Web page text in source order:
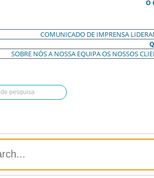
O
COMUNICADO DE IMPRENSA
SOBRE NÓSA NOSSA EQUIPAOS NOSSOS